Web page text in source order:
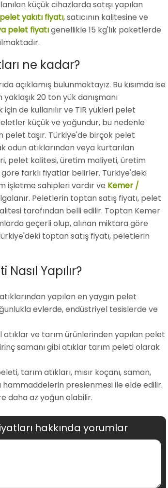
küçük cihazlarda satışı yapılan
pelet yakıtı fiyatı, satıcının kalitesine ve
pelet fiyatıgenellikle 15 kg'lık paketlerde
ne kadar?
açıklamış bulunmaktayız. Bu kısımda ise
yaklaşık 20 ton yük danışmanı
de kullanılır ve TIR yükleri pelet
küçük ve yoğundur, bu nedenle
pelet taşır. Türkiye'de birçok pelet
atıklarından veya kurtarılan
pelet kalitesi, üretim maliyeti, üretim
farklı fiyatlar belirler. Türkiye'deki
işletme sahipleri vardır ve Kemer /
Peletlerin toptan satış fiyatı, pelet
tarafından belli edilir. Toptan Kemer
geçerli olup, alınan miktara göre
toptan satış fiyatı, peletlerin
Yapılır?
yapılan en yaygın pelet
evlerde, endüstriyel tesislerde ve
ve tarım ürünlerinden yapılan pelet
samanı gibi atıklar tarım peleti olarak
tarım atıkları, mısır koçanı, saman,
hammaddelerin preslenmesi ile elde edilir.
daha az yoğun olabilir.
hakkında yorumlar